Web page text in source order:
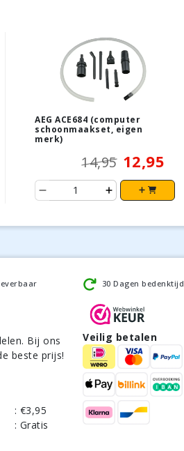
AEG ACE684 (computer
schoonmaakset, eigen
merk)
14,95 12,95
30 Dagen bedenktijd
Bij ons
beste prijs!
: €3,95
: Gratis
Veilig betalen